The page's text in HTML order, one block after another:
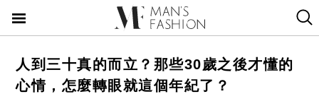
人到三十真的而立？那些30歲之後才懂的
心情，怎麼轉眼就這個年紀了？